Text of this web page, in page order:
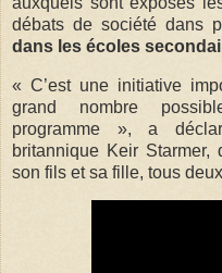
débats de société dans
dans les écoles
« C’est une initiative
grand nombre
programme », a
britannique Keir
son fils et sa fille, tous